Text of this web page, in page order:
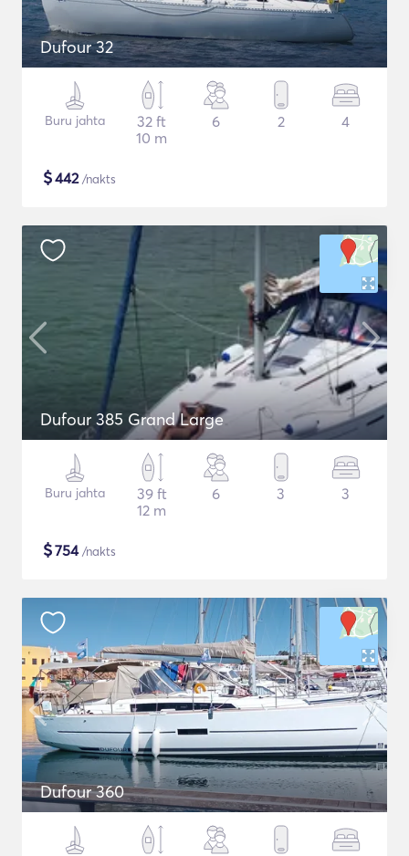
Dufour 32
Buru jahta
32 ft
10 m
6 2 4
$442/nakts
Dufour 385 Grand Large
Buru jahta
39 ft
12 m
6 3 3
$754/nakts
Dufour 360